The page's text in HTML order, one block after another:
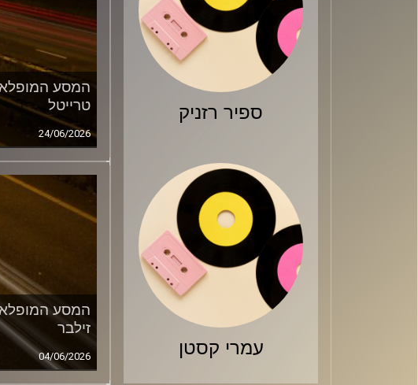
ספיר רזניק
עמרי קסטן
המסע
טרייטל
24/06/2026
המסע
זילבר
04/06/2026